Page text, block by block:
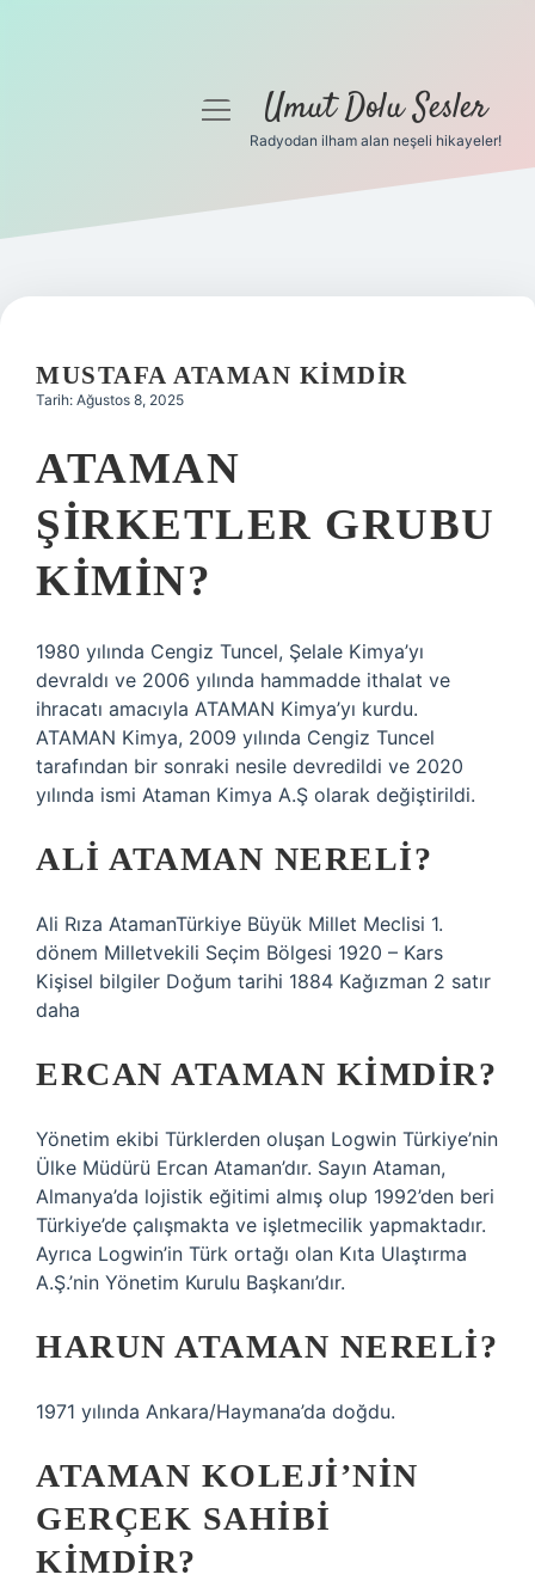
Gizlilik Politikası
Yasal Uyarı
menüyüUmut Dolu Sesler
Radyodan ilham alan neşeli hikayeler!
MUSTAFA ATAMAN KIMDIR
Tarih: Ağustos 8, 2025
ATAMAN
ŞIRKETLER GRUBU
KIMIN?
1980 yılında Cengiz Tuncel, Şelale Kimya’yı
devraldı ve 2006 yılında hammadde ithalat ve
ihracatı amacıyla ATAMAN Kimya’yı kurdu.
ATAMAN Kimya, 2009 yılında Cengiz Tuncel
tarafından bir sonraki nesile devredildi ve 2020
yılında ismi Ataman Kimya A.Ş olarak değiştirildi.
ALI ATAMAN NERELI?
Ali Rıza AtamanTürkiye Büyük Millet Meclisi 1.
dönem Milletvekili Seçim Bölgesi 1920 – Kars
Kişisel bilgiler Doğum tarihi 1884 Kağızman 2 satır
daha
ERCAN ATAMAN KIMDIR?
Yönetim ekibi Türklerden oluşan Logwin Türkiye’nin
Ülke Müdürü Ercan Ataman’dır. Sayın Ataman,
Almanya’da lojistik eğitimi almış olup 1992’den beri
Türkiye’de çalışmakta ve işletmecilik yapmaktadır.
Ayrıca Logwin’in Türk ortağı olan Kıta Ulaştırma
A.Ş.’nin Yönetim Kurulu Başkanı’dır.
HARUN ATAMAN NERELI?
1971 yılında Ankara/Haymana’da doğdu.
ATAMAN KOLEJI’NIN
GERÇEK SAHIBI
KIMDIR?